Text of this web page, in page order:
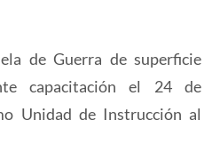
de Guerra de superficie
capacitación el 24 de
Unidad de Instrucción al